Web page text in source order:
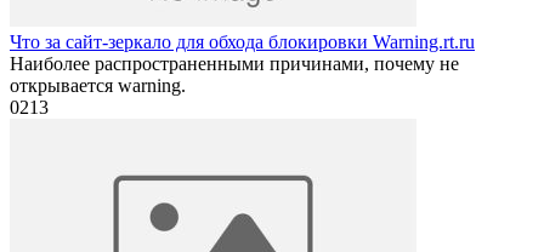
Что за сайт-зеркало для обхода блокировки Warning.rt.ru
Наиболее распространенными причинами, почему не
открывается warning.
0213